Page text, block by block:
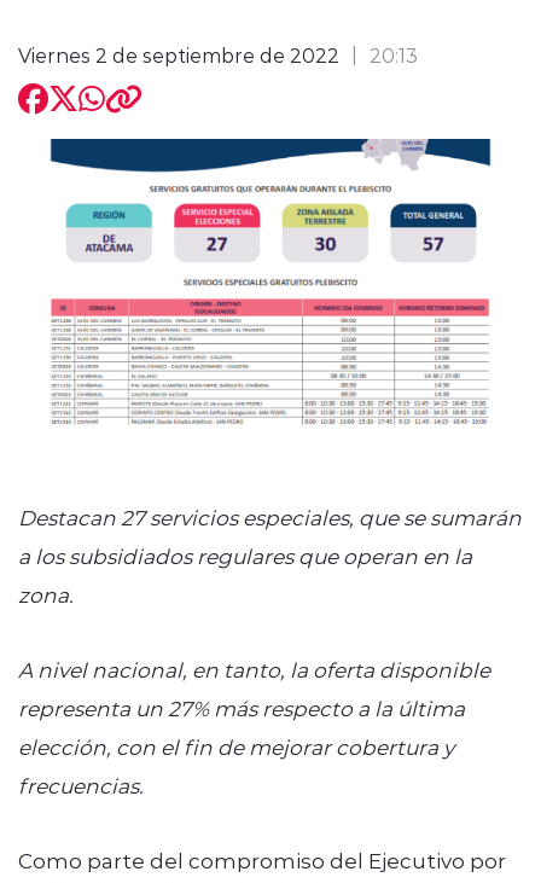
Entrevistas
modo claro
Viernes 2 de septiembre de 2022 20:13
Destacan 27 servicios especiales, que se sumarán
a los subsidiados regulares que operan en la
zona.
A nivel nacional, en tanto, la oferta disponible
representa un 27% más respecto a la última
elección, con el fin de mejorar cobertura y
frecuencias.
Como parte del compromiso del Ejecutivo por